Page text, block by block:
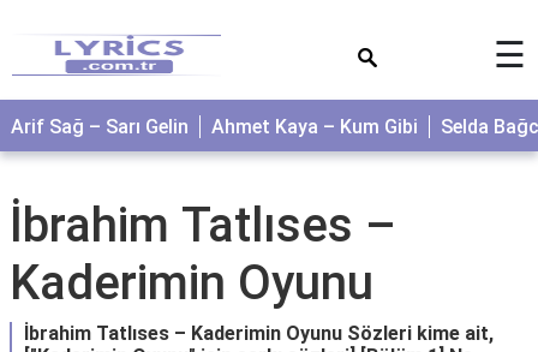
☰
Arif Sağ – Sarı Gelin Ahmet Kaya – Kum Gibi Selda
İbrahim Tatlıses –
Kaderimin Oyunu
İbrahim Tatlıses – Kaderimin Oyunu Sözleri kime ait,